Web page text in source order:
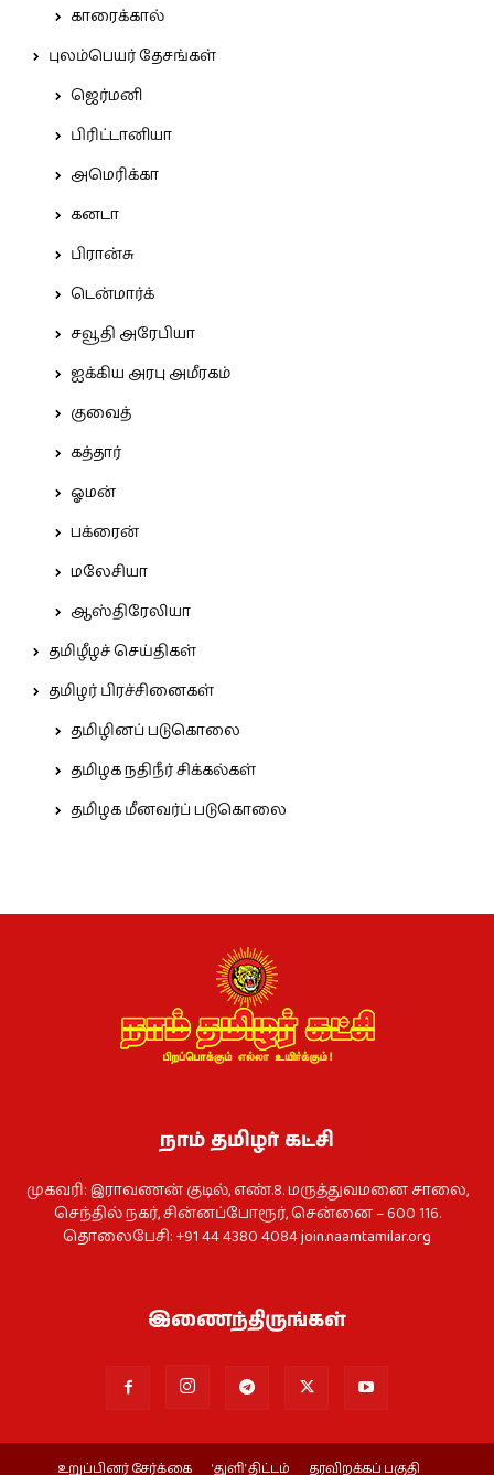
காரைக்கால்
புலம்பெயர் தேசங்கள்
ஜெர்மனி
பிரிட்டானியா
அமெரிக்கா
கனடா
பிரான்சு
டென்மார்க்
சவூதி அரேபியா
ஐக்கிய அரபு அமீரகம்
குவைத்
கத்தார்
ஓமன்
பக்ரைன்
மலேசியா
ஆஸ்திரேலியா
தமிழீழச் செய்திகள்
தமிழர் பிரச்சினைகள்
தமிழினப் படுகொலை
தமிழக நதிநீர் சிக்கல்கள்
தமிழக மீனவர்ப் படுகொலை
நாம் தமிழர் கட்சி
முகவரி: இராவணன் குடில், எண்.8. மருத்துவமனை சாலை,
செந்தில் நகர், சின்னப்போரூர், சென்னை – 600 116.
தொலைபேசி: +91 44 4380 4084join.naamtamilar.org
இணைந்திருங்கள்
உறுப்பினர் சேர்க்கை ‘துளி’ திட்டம் தரவிறக்கப் பகுதி